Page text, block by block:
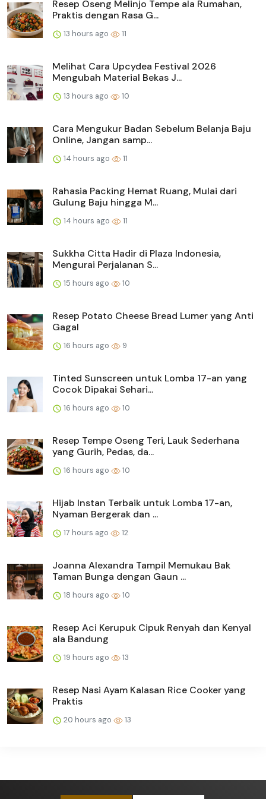
Resep Oseng Melinjo Tempe ala Rumahan,
Praktis dengan Rasa G...
13 hours ago 11
Melihat Cara Upcydea Festival 2026
Mengubah Material Bekas J...
13 hours ago 10
Cara Mengukur Badan Sebelum Belanja Baju
Online, Jangan samp...
14 hours ago 11
Rahasia Packing Hemat Ruang, Mulai dari
Gulung Baju hingga M...
14 hours ago 11
Sukkha Citta Hadir di Plaza Indonesia,
Mengurai Perjalanan S...
15 hours ago 10
Resep Potato Cheese Bread Lumer yang Anti
Gagal
16 hours ago 9
Tinted Sunscreen untuk Lomba 17-an yang
Cocok Dipakai Sehari...
16 hours ago 10
Resep Tempe Oseng Teri, Lauk Sederhana
yang Gurih, Pedas, da...
16 hours ago 10
Hijab Instan Terbaik untuk Lomba 17-an,
Nyaman Bergerak dan ...
17 hours ago 12
Joanna Alexandra Tampil Memukau Bak
Taman Bunga dengan Gaun ...
18 hours ago 10
Resep Aci Kerupuk Cipuk Renyah dan Kenyal
ala Bandung
19 hours ago 13
Resep Nasi Ayam Kalasan Rice Cooker yang
Praktis
20 hours ago 13